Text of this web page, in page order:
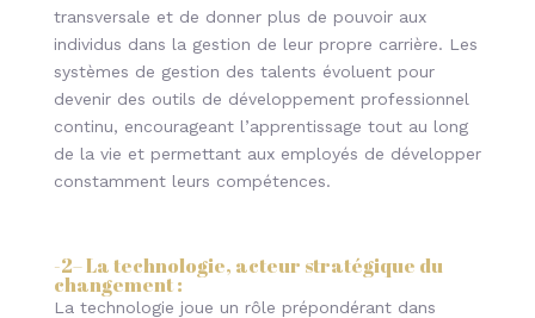
transversale et de donner plus de pouvoir aux
individus dans la gestion de leur propre carrière. Les
systèmes de gestion des talents évoluent pour
devenir des outils de développement professionnel
continu, encourageant l’apprentissage tout au long
de la vie et permettant aux employés de développer
constamment leurs compétences.
-2– La technologie, acteur stratégique du
changement:
La technologie joue un rôle prépondérant dans